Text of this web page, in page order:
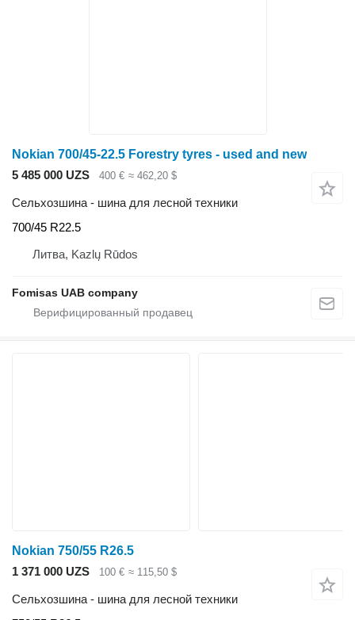
Nokian 700/45-22.5 Forestry tyres - used and new
5 485 000 UZS
400 € ≈ 462,20 $
Сельхозшина - шина для лесной техники
700/45 R22.5
Литва, Kazlų Rūdos
Fomisas UAB company
Nokian 750/55 R26.5
1 371 000 UZS
100 € ≈ 115,50 $
Сельхозшина - шина для лесной техники